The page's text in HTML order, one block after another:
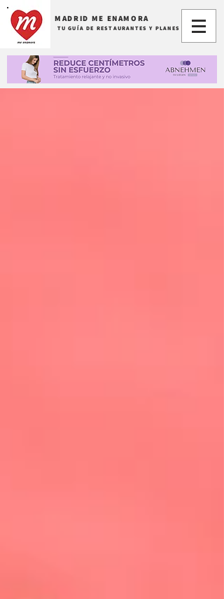
MADRID ME ENAMORA
TU GUÍA DE RESTAURANTES Y PLANES